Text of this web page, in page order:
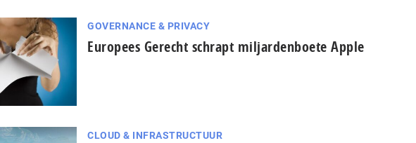
GOVERNANCE & PRIVACY
Europees Gerecht schrapt miljardenboete Apple
CLOUD & INFRASTRUCTUUR